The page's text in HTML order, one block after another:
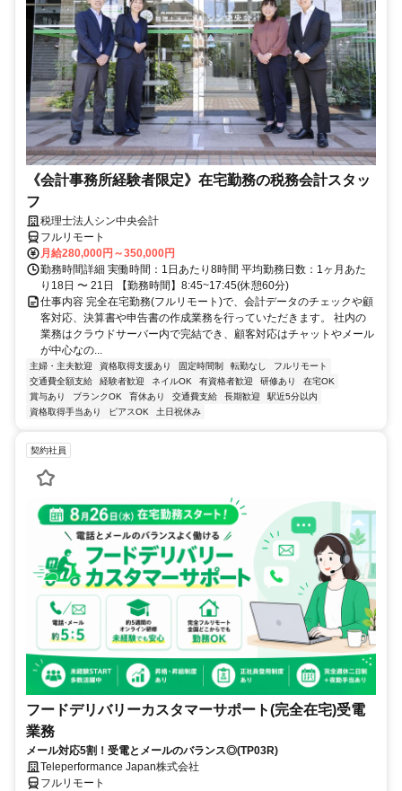
《会計事務所経験者限定》在宅勤務の税務会計スタッ
フ
税理士法人シン中央会計
フルリモート
月給280,000円～350,000円
勤務時間詳細 実働時間：1日あたり8時間 平均勤務日数：1ヶ月あた
り18日 〜 21日 【勤務時間】8:45~17:45(休憩60分)
仕事内容 完全在宅勤務(フルリモート)で、会計データのチェックや顧
客対応、決算書や申告書の作成業務を行っていただきます。 社内の
業務はクラウドサーバー内で完結でき、顧客対応はチャットやメール
が中心なの...
主婦・主夫歓迎 資格取得支援あり 固定時間制 転勤なし
フルリモート
交通費全額支給
経験者歓迎 ネイルOK 有資格者歓迎 研修あり
在宅OK
賞与あり
ブランクOK 育休あり 交通費支給 長期歓迎
駅近5分以内
資格取得手当あり
ピアスOK 土日祝休み
契約社員
フードデリバリーカスタマーサポート(完全在宅)受電
業務
メール対応5割！受電とメールのバランス◎(TP03R)
Teleperformance Japan株式会社
フルリモート